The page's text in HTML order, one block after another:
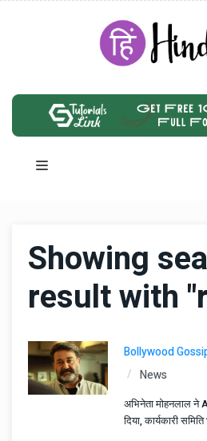
Showing
result with
Bollywood
News
अभिनेता मोहनलाल ने
दिया, कार्यकारी